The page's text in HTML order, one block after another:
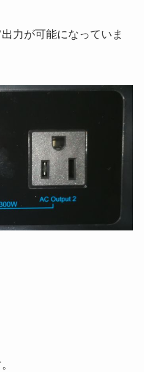
力が可能になっていま